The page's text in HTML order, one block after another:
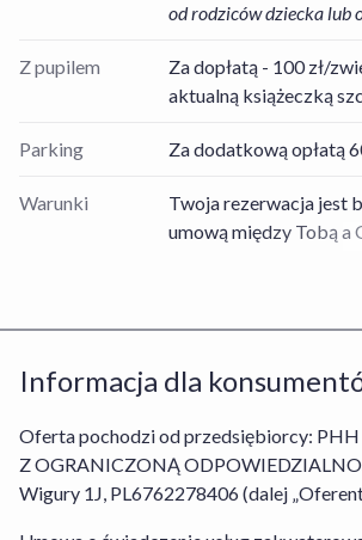
od rodziców dziecka lub
Z pupilem
Za dopłatą - 100 zł/
aktualną książeczką
Parking Za dodatkową opłatą
Warunki
Twoja rezerwacja jest
umową między Tobą a
Usług/Obiektem,
Organizatorem
odpowiedzialną za
umowy w odniesieniu
pobytu w obiekcie jest
Informacja dla
Oferta pochodzi od przedsiębiorcy: PHH
Z OGRANICZONĄ
Wigury 1J, PL6762278406 (dalej